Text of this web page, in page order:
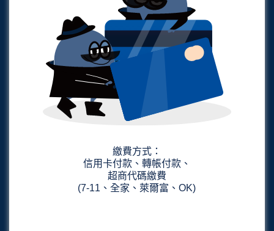
繳費方式：
信用卡付款、轉帳付款、
超商代碼繳費
(7-11、全家、萊爾富、OK)